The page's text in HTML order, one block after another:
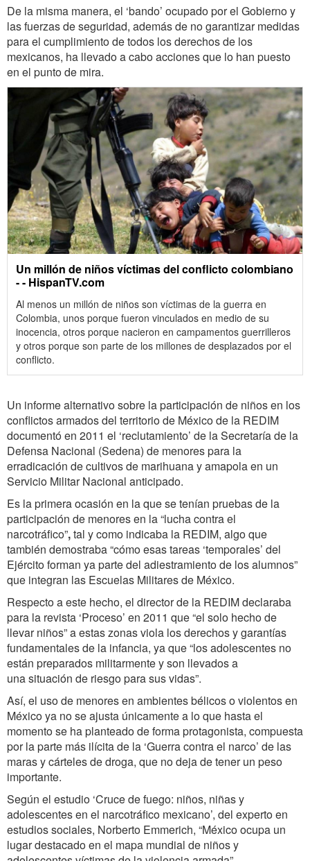
De la misma manera, el ‘bando’ ocupado por el Gobierno y
las fuerzas de seguridad, además de no garantizar medidas
para el cumplimiento de todos los derechos de los
mexicanos, ha llevado a cabo acciones que lo han puesto
en el punto de mira.
Un millón de niños víctimas del conflicto colombiano
- - HispanTV.com
Al menos un millón de niños son víctimas de la guerra en
Colombia, unos porque fueron vinculados en medio de su
inocencia, otros porque nacieron en campamentos guerrilleros
y otros porque son parte de los millones de desplazados por el
conflicto.
Un informe alternativo sobre la participación de niños en los
conflictos armados del territorio de México de la REDIM
documentó en 2011 el ‘reclutamiento’ de la Secretaría de la
Defensa Nacional (Sedena) de menores para la
erradicación de cultivos de marihuana y amapola en un
Servicio Militar Nacional anticipado.
Es la primera ocasión en la que se tenían pruebas de la
participación de menores en la “lucha contra el
narcotráfico”,tal y como indicaba la REDIM, algo que
también demostraba “cómo esas tareas ‘temporales’ del
Ejército forman ya parte del adiestramiento de los alumnos”
que integran las Escuelas Militares de México.
Respecto a este hecho, el director de la REDIM declaraba
para la revista ‘Proceso’ en 2011 que “el solo hecho de
llevar niños” a estas zonas viola los derechos y garantías
fundamentales de la infancia, ya que “los adolescentes no
están preparados militarmente y son llevados a
una situación de riesgo para sus vidas”.
Así, el uso de menores en ambientes bélicos o violentos en
México ya no se ajusta únicamente a lo que hasta el
momento se ha planteado de forma protagonista, compuesta
por la parte más ilícita de la ‘Guerra contra el narco’ de las
maras y cárteles de droga, que no deja de tener un peso
importante.
Según el estudio ‘Cruce de fuego: niños, niñas y
adolescentes en el narcotráfico mexicano’, del experto en
estudios sociales, Norberto Emmerich, “México ocupa un
lugar destacado en el mapa mundial de niños y